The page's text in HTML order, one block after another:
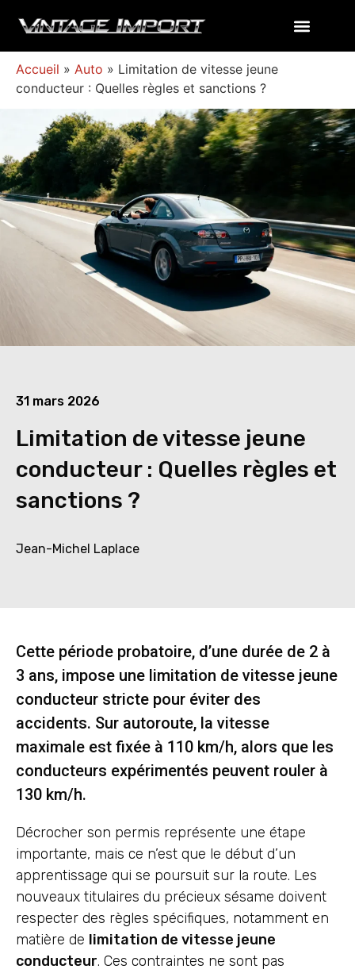
Accueil » Auto » Limitation de vitesse jeune
conducteur : Quelles règles et sanctions ?
31 mars 2026
Limitation de vitesse jeune
conducteur : Quelles règles et
sanctions ?
Jean-Michel Laplace
Cette période probatoire, d’une durée de 2 à
3 ans, impose une limitation de vitesse jeune
conducteur stricte pour éviter des
accidents. Sur autoroute, la vitesse
maximale est fixée à 110 km/h, alors que les
conducteurs expérimentés peuvent rouler à
130 km/h.
Décrocher son permis représente une étape
importante, mais ce n’est que le début d’un
apprentissage qui se poursuit sur la route. Les
nouveaux titulaires du précieux sésame doivent
respecter des règles spécifiques, notamment en
matière de limitation de vitesse jeune
conducteur. Ces contraintes ne sont pas